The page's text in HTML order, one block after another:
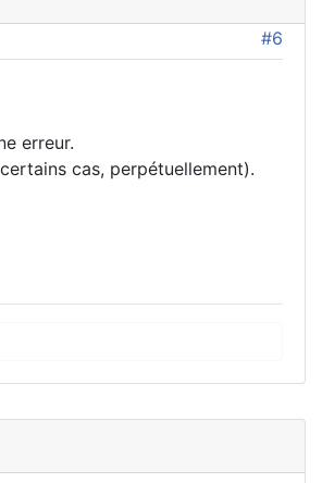
#6
erreur.
cas, perpétuellement).